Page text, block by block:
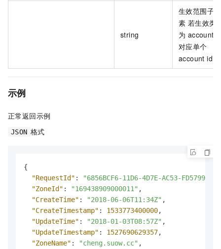
string
生效范围子元
素 若生效类
为 account
对应单个
account id
示例
正常返回示例
JSON 格式
{
"RequestId" :
"6856BCF6-11D6-4D7E-AC53-
"ZoneId" : "169438909000011" ,
"CreateTime" : "2018-06-06T11:34Z" ,
"CreateTimestamp" : 1533773400000,
"UpdateTime" : "2018-01-03T08:57Z" ,
"UpdateTimestamp" : 1527690629357,
"ZoneName" : "cheng.suow.cc" ,